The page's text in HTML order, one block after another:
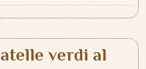
verdi al